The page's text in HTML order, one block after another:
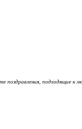
поздравления, подходящие к